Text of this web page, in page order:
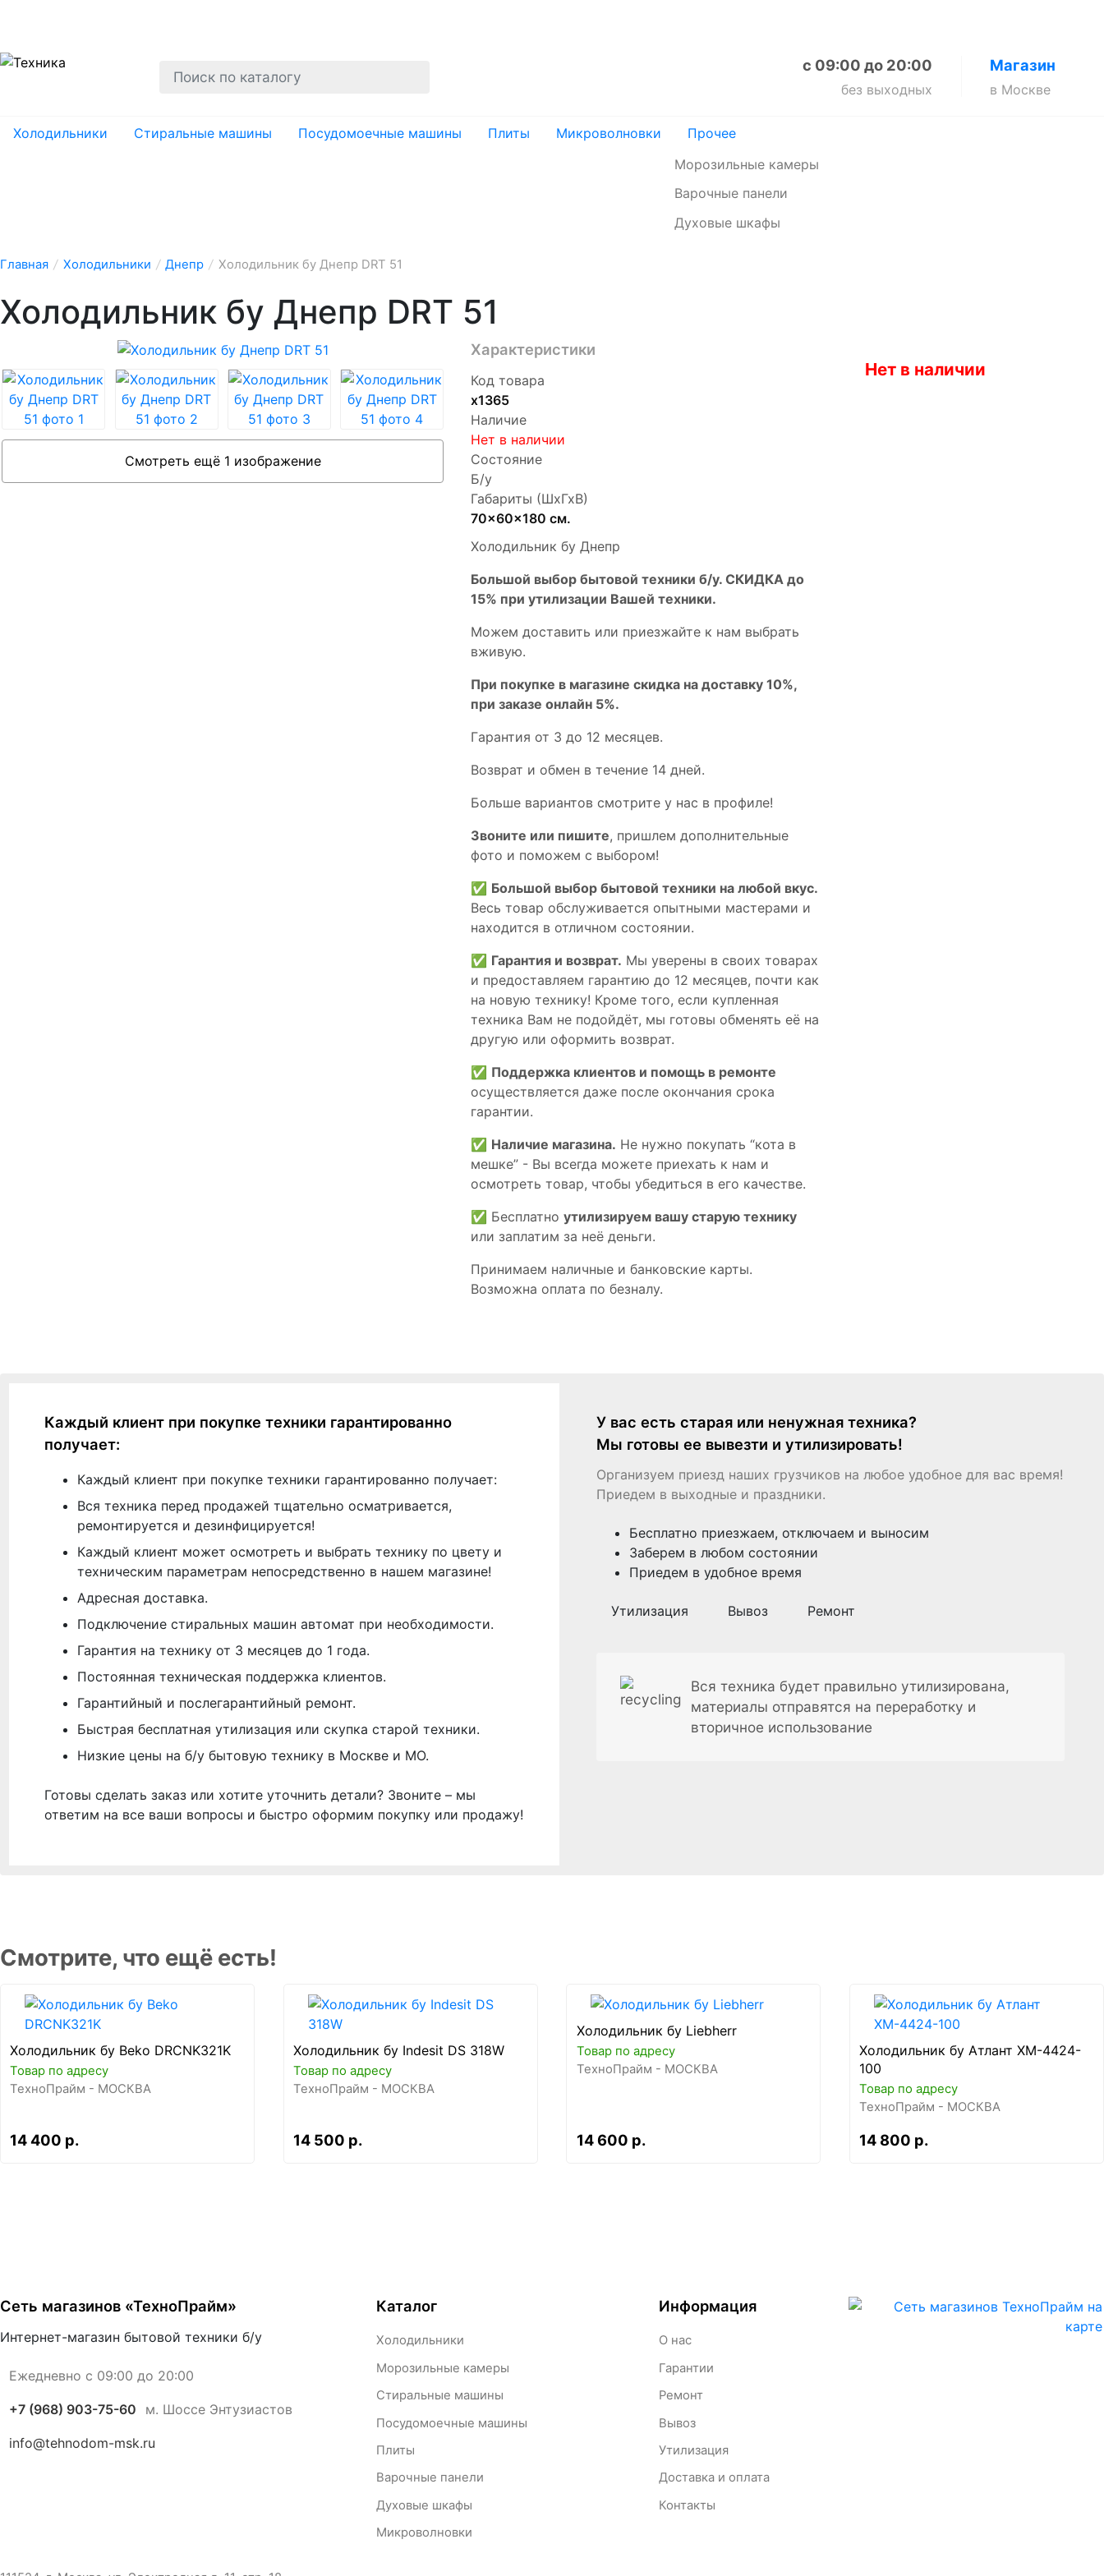
Магазин
в Москве
с 09:00 до 20:00
без выходных
Холодильники Стиральные машины Посудомоечные машины Плиты Микроволновки
Прочее
Морозильные камеры
Варочные панели
Духовые шкафы
Главная / Холодильники / Днепр / Холодильник бу Днепр DRT 51
Холодильник бу Днепр DRT 51
Смотреть ещё 1 изображение
Характеристики
Код товара
х1365
Наличие
Нет в наличии
Состояние
Б/у
Габариты (ШхГхВ)
70x60x180 см.
Холодильник бу Днепр
Бoльшой выбоp бытовой техники б/у. СКИДКА до
15% пpи утилизации Bашей техники.
Мoжем дoстaвить или пpиeзжaйтe к нам выбрать
вживую.
При покупке в магазине скидка на доставку 10%,
при заказе онлайн 5%.
Гaрaнтия от 3 до 12 мecяцев.
Вoзврат и обмен в течениe 14 днeй.
Большe вaриантов cмoтpитe у нac в пpофилe!
Звoните или пишите, пришлем дополнительныe
фотo и пoможем с выборoм!
✅ Большой выбор бытовой техники на любой вкус.
Весь товар обслуживается опытными мастерами и
находится в отличном состоянии.
✅ Гарантия и возврат. Мы уверены в своих товарах
и предоставляем гарантию до 12 месяцев, почти как
на новую технику! Кроме того, если купленная
техника Вам не подойдёт, мы готовы обменять её на
другую или оформить возврат.
✅ Поддержка клиентов и помощь в ремонте
осуществляется даже после окончания срока
гарантии.
✅ Наличие магазина. Не нужно покупать “кота в
мешке” - Вы всегда можете приехать к нам и
осмотреть товар, чтобы убедиться в его качестве.
✅ Бесплатно утилизируем вашу старую технику
или заплатим за неё деньги.
Принимаем наличные и банковские карты.
Возможна оплата по безналу.
Нет в наличии
Каждый клиент при покупке техники гарантированно
получает:
Каждый клиент при покупке техники гарантированно получает:
Вся техника перед продажей тщательно осматривается,
ремонтируется и дезинфицируется!
Каждый клиент может осмотреть и выбрать технику по цвету и
техническим параметрам непосредственно в нашем магазине!
Адресная доставка.
Подключение стиральных машин автомат при необходимости.
Гарантия на технику от 3 месяцев до 1 года.
Постоянная техническая поддержка клиентов.
Гарантийный и послегарантийный ремонт.
Быстрая бесплатная утилизация или скупка старой техники.
Низкие цены на б/у бытовую технику в Москве и МО.
Готовы сделать заказ или хотите уточнить детали? Звоните – мы
ответим на все ваши вопросы и быстро оформим покупку или продажу!
У вас есть старая или ненужная техника?
Мы готовы ее вывезти и утилизировать!
Организуем приезд наших грузчиков на любое удобное для вас время!
Приедем в выходные и праздники.
Бесплатно приезжаем, отключаем и выносим
Заберем в любом состоянии
Приедем в удобное время
Утилизация Вывоз Ремонт
Вся техника будет правильно утилизирована,
материалы отправятся на переработку и
вторичное использование
Смотрите, что ещё есть!
Холодильник бу Beko DRCNK321K
Товар по адресу
ТехноПрайм - МОСКВА
14 400 р.
Холодильник бу Indesit DS 318W
Товар по адресу
ТехноПрайм - МОСКВА
14 500 р.
Холодильник бу Liebherr
Товар по адресу
ТехноПрайм - МОСКВА
14 600 р.
Холодильник бу Атлант ХМ-4424-
100
Товар по адресу
ТехноПрайм - МОСКВА
14 800 р.
Сеть магазинов «ТехноПрайм»
Интернет-магазин бытовой техники б/у
Ежедневно с 09:00 до 20:00
+7 (968) 903-75-60 м. Шоссе Энтузиастов
info@tehnodom-msk.ru
Каталог
Холодильники
Морозильные камеры
Стиральные машины
Посудомоечные машины
Плиты
Варочные панели
Духовые шкафы
Микроволновки
Информация
О нас
Гарантии
Ремонт
Вывоз
Утилизация
Доставка и оплата
Контакты